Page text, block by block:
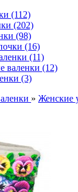
(112)
(202)
(98)
(16)
(11)
валенки (12)
(3)
» Женские